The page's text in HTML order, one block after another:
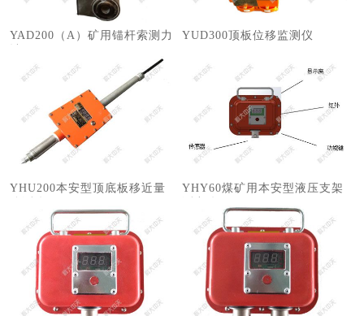
YAD200（A）矿用锚杆索测力
​YUD300顶板位移监测仪
YHU200本安型顶底板移近量
YHY60煤矿用本安型液压支架